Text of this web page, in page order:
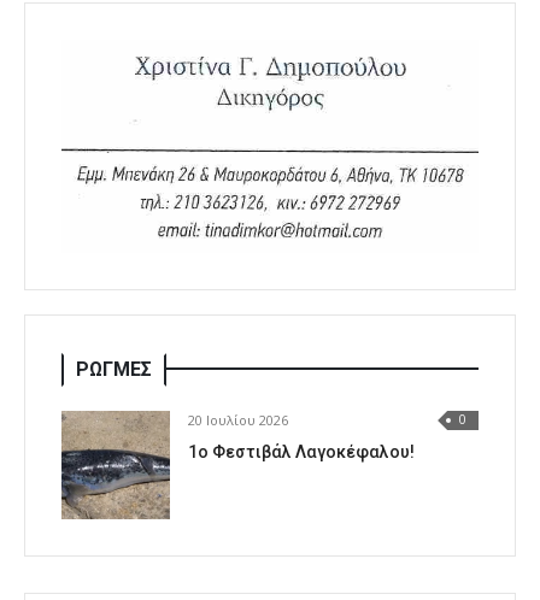
ΡΩΓΜΕΣ
20 Ιουλίου 2026 0
1o Φεστιβάλ Λαγοκέφαλου!